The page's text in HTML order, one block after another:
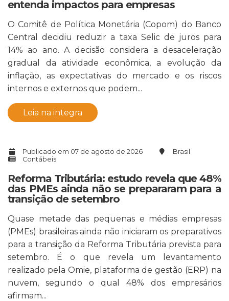
entenda impactos para empresas
O Comitê de Política Monetária (Copom) do Banco
Central decidiu reduzir a taxa Selic de juros para
14% ao ano. A decisão considera a desaceleração
gradual da atividade econômica, a evolução da
inflação, as expectativas do mercado e os riscos
internos e externos que podem...
Leia na integra
Publicado em 07 de agosto de 2026
Brasil
Contábeis
Reforma Tributária: estudo revela que 48%
das PMEs ainda não se prepararam para a
transição de setembro
Quase metade das pequenas e médias empresas
(PMEs) brasileiras ainda não iniciaram os preparativos
para a transição da Reforma Tributária prevista para
setembro. É o que revela um levantamento
realizado pela Omie, plataforma de gestão (ERP) na
nuvem, segundo o qual 48% dos empresários
afirmam...